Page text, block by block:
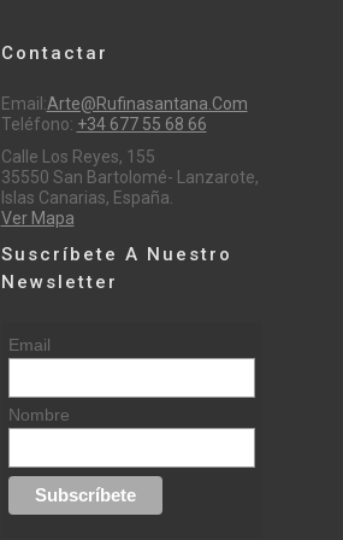
Contactar
Email:Arte@rufinasantana.com
Teléfono: +34 677 55 68 66
Calle Los Reyes, 155
35550 San Bartolomé- Lanzarote,
Islas Canarias, España.
Ver Mapa
Suscríbete A Nuestro
Newsletter
Email
Nombre